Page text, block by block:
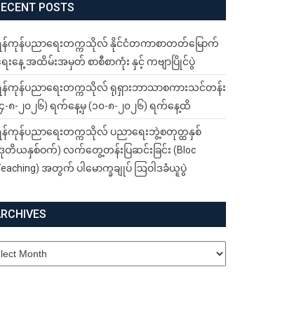
POSTS
န်ကုန်ပညာရေးတက္ကသိုလ် နိုင်ငံတကာစာတတ်မြောက်
းနေ့ အထိမ်းအမှတ် စာစီစာကုံး နှင့် ကဗျာပြိုင်ပွဲ
န်ကုန်ပညာရေးတက္ကသိုလ် ရုရှားဘာသာစကားသင်တန်း
-၈-၂၀၂၆) ရက်နေ့မှ (၁၀-၈-၂၀၂၆) ရက်နေ့ထိ
န်ကုန်ပညာရေးတက္ကသိုလ် ပညာရေးဘွဲ့စတုတ္ထနှစ်
တိယနှစ်ဝက်) လက်တွေ့တန်းပြဆင်းခြင်း (Bloc
အတွက် ပါမောက္ခချုပ် ဩဝါဒခံယူပွဲ